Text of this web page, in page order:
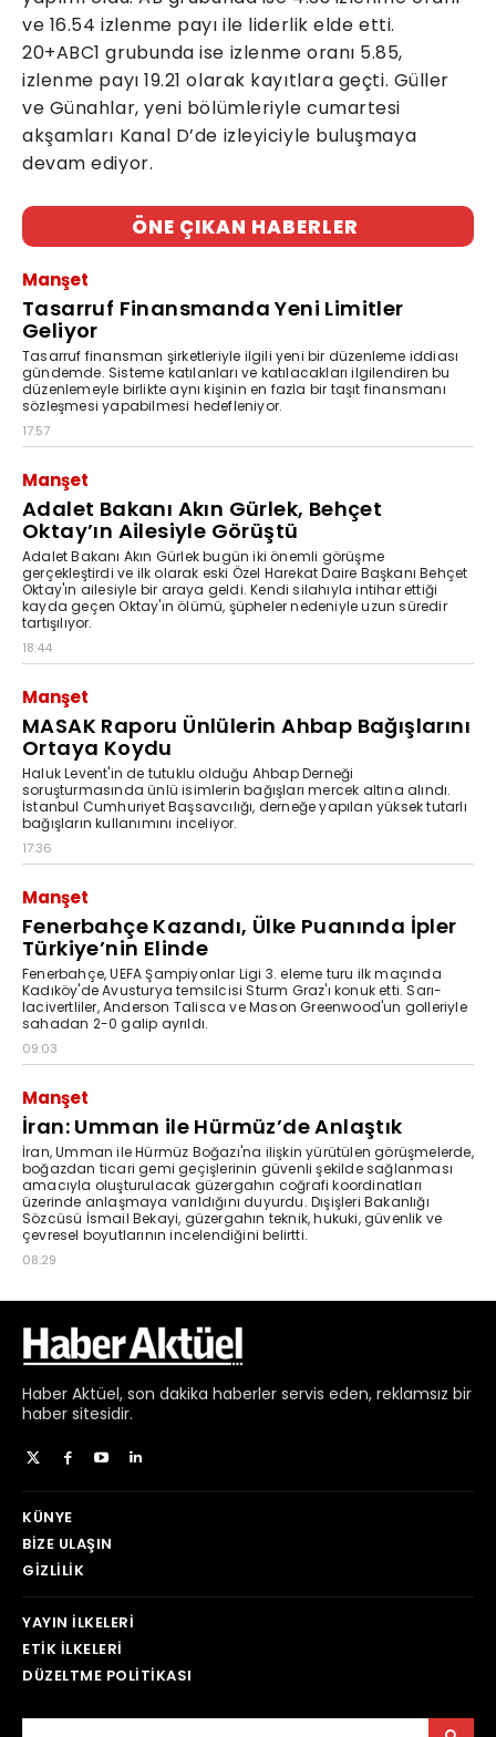
Haber Aktüel, son dakika haberler servis eden, reklamsız bir
haber sitesidir.
KÜNYE
BIZE ULAŞIN
GIZLILIK
YAYIN İLKELERI
ETIK İLKELERI
DÜZELTME POLITIKASI